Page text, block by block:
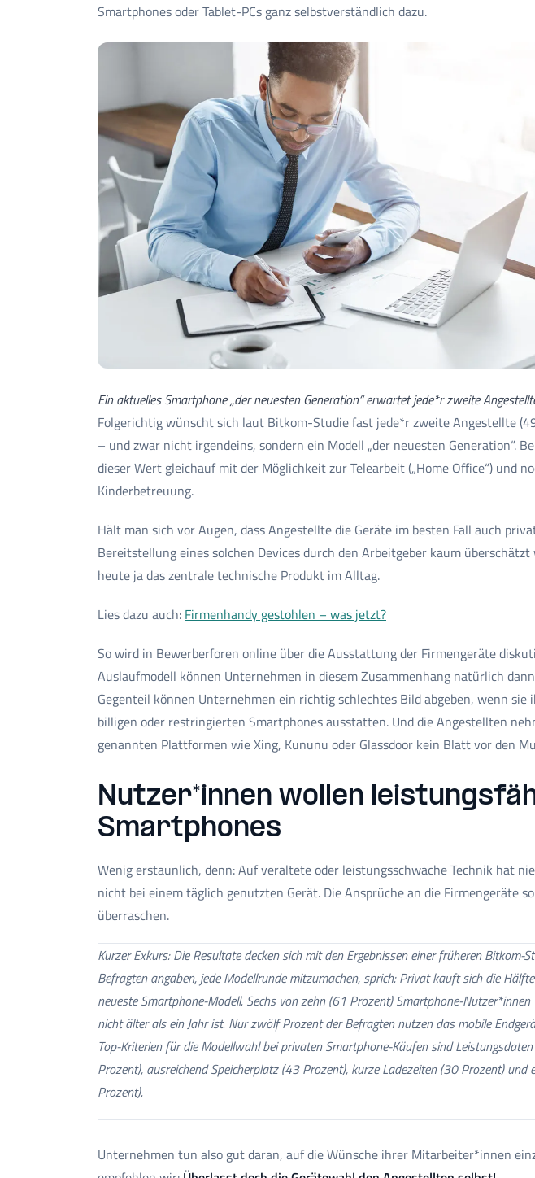
Smartphones oder Tablet-PCs ganz selbstverständlich dazu.
Ein aktuelles Smartphone „der neuesten Generation“ erwartet jede*r zweite
Folgerichtig wünscht sich laut Bitkom-Studie fast jede*r zweite Angestellte
– und zwar nicht irgendeins, sondern ein Modell „der neuesten Generation“.
dieser Wert gleichauf mit der Möglichkeit zur Telearbeit („Home Office“) und
Kinderbetreuung.
Hält man sich vor Augen, dass Angestellte die Geräte im besten Fall auch
Bereitstellung eines solchen Devices durch den Arbeitgeber kaum
heute ja das zentrale technische Produkt im Alltag.
Lies dazu auch: Firmenhandy gestohlen – was jetzt?
So wird in Bewerberforen online über die Ausstattung der Firmengeräte
Auslaufmodell können Unternehmen in diesem Zusammenhang natürlich
Gegenteil können Unternehmen ein richtig schlechtes Bild abgeben, wenn
billigen oder restringierten Smartphones ausstatten. Und die Angestellten
genannten Plattformen wie Xing, Kununu oder Glassdoor kein Blatt vor den
Nutzer*innen wollen
Smartphones
Wenig erstaunlich, denn: Auf veraltete oder leistungsschwache Technik hat
nicht bei einem täglich genutzten Gerät. Die Ansprüche an die Firmengeräte
überraschen.
Kurzer Exkurs: Die Resultate decken sich mit den Ergebnissen einer früheren Bitkom-
Befragten angaben, jede Modellrunde mitzumachen, sprich: Privat kauft sich die
neueste Smartphone-Modell. Sechs von zehn (61 Prozent) Smartphone-
nicht älter als ein Jahr ist. Nur zwölf Prozent der Befragten nutzen das mobile
Top-Kriterien für die Modellwahl bei privaten Smartphone-Käufen sind
Prozent), ausreichend Speicherplatz (43 Prozent), kurze Ladezeiten (30 Prozent) und
Prozent).
Unternehmen tun also gut daran, auf die Wünsche ihrer Mitarbeiter*innen